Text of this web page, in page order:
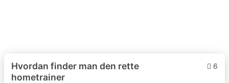
Hvordan finder man den rette
hometrainer
6